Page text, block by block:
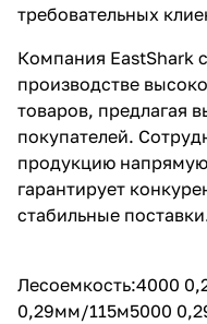
требовательных
Компания EastShark
производстве
товаров, предлагая
покупателей.
продукцию
гарантирует
стабильные
Лесоемкость:4000
0,29мм/115м5000